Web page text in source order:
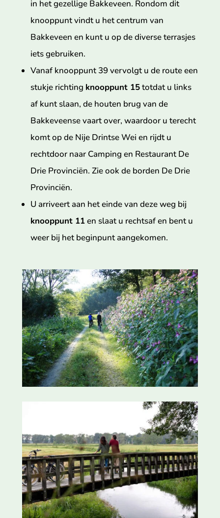
in het gezellige Bakkeveen. Rondom dit
knooppunt vindt u het centrum van
Bakkeveen en kunt u op de diverse terrasjes
iets gebruiken.
Vanaf knooppunt 39 vervolgt u de route een
stukje richting knooppunt 15totdat u links
af kunt slaan, de houten brug van de
Bakkeveense vaart over, waardoor u terecht
komt op de Nije Drintse Wei en rijdt u
rechtdoor naar Camping en Restaurant De
Drie Provinciën. Zie ook de borden De Drie
Provinciën.
U arriveert aan het einde van deze weg bij
knooppunt 11en slaat u rechtsaf en bent u
weer bij het beginpunt aangekomen.